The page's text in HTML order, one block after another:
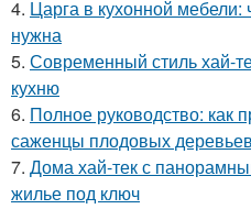
4. Царга в кухонной мебели:
нужна
5. Современный стиль хай-
кухню
6. Полное руководство: как
саженцы плодовых деревьев
7. Дома хай-тек с
жилье под ключ